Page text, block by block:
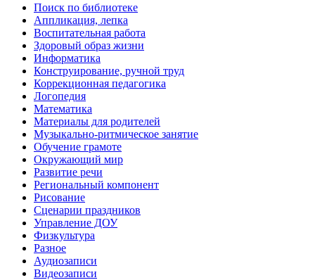
Поиск по библиотеке
Аппликация, лепка
Воспитательная работа
Здоровый образ жизни
Информатика
Конструирование, ручной труд
Коррекционная педагогика
Логопедия
Математика
Материалы для родителей
Музыкально-ритмическое занятие
Обучение грамоте
Окружающий мир
Развитие речи
Региональный компонент
Рисование
Сценарии праздников
Управление ДОУ
Физкультура
Разное
Аудиозаписи
Видеозаписи